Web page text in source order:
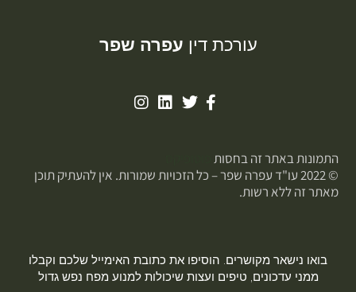
עורכת דין עפרה שפר
התמונות באתר זה בחסות
© 2022 עו"ד עפרה שפר – כל הזכויות שמורות. אין להעתיק תוכן
מאתר זה ללא רשות.
בואו נישאר מקושרים. הוסיפו את כתובת האימייל שלכם וקבלו
ממני עדכונים, טיפים ועצות שיכולות למנוע מפח נפש גדול